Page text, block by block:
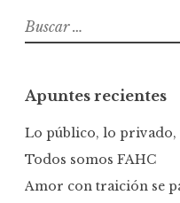
B
u
a
r
Apuntes recientes
Lo público, lo privado,
Todos somos FAHC
Amor con traición se